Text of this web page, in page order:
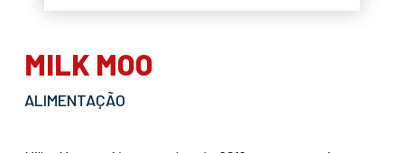
MILK MOO
ALIMENTAÇÃO